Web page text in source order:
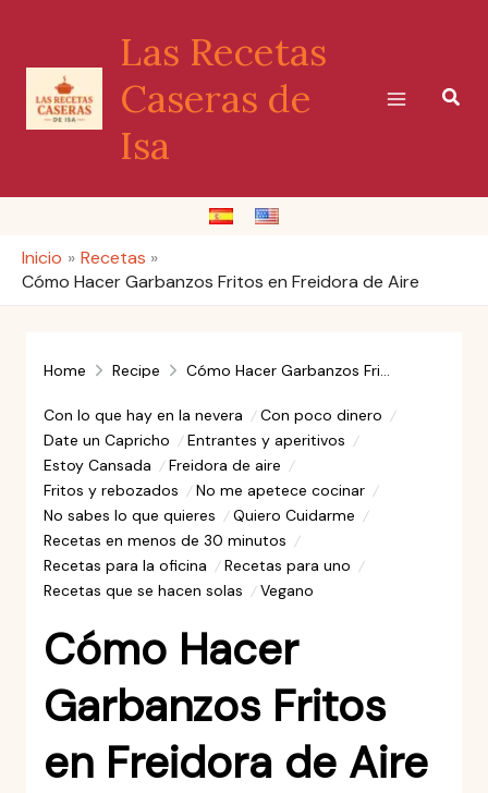
contenido
Las Recetas
Caseras de
Isa
Inicio
Recetas
Cómo Hacer Garbanzos Fritos en Freidora de Aire
Home Recipe Cómo Hacer Garbanzos Fritos en Freidora de Aire
Con lo que hay en la nevera
Con poco dinero
Date un Capricho
Entrantes y aperitivos
Estoy Cansada
Freidora de aire
Fritos y rebozados
No me apetece cocinar
No sabes lo que quieres
Quiero Cuidarme
Recetas en menos de 30 minutos
Recetas para la oficina
Recetas para uno
Recetas que se hacen solas
Vegano
Cómo Hacer
Garbanzos Fritos
en Freidora de Aire